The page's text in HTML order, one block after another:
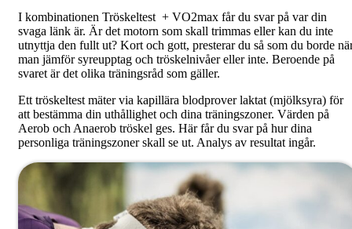
I kombinationen Tröskeltest + VO2max får du svar på var din
svaga länk är. Är det motorn som skall trimmas eller kan du inte
utnyttja den fullt ut? Kort och gott, presterar du så som du borde
man jämför syreupptag och tröskelnivåer eller inte. Beroende på
svaret är det olika träningsråd som gäller.
Ett tröskeltest mäter via kapillära blodprover laktat (mjölksyra) för
att bestämma din uthållighet och dina träningszoner. Värden på
Aerob och Anaerob tröskel ges. Här får du svar på hur dina
personliga träningszoner skall se ut. Analys av resultat ingår.